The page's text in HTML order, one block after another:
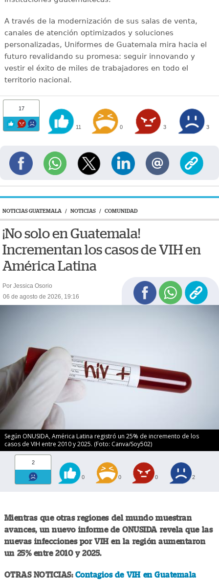
A través de la modernización de sus salas de venta,
canales de atención optimizados y soluciones
personalizadas, Uniformes de Guatemala mira hacia el
futuro revalidando su promesa: seguir innovando y
vestir el éxito de miles de trabajadores en todo el
territorio nacional.
17
11 0 3 3
NOTICIAS GUATEMALA / NOTICIAS / COMUNIDAD
¡No solo en Guatemala!
Incrementan los casos de VIH en
América Latina
Por Jessica Osorio
06 de agosto de 2026, 19:16
Según ONUSIDA, América Latina registró un 25% de incremento de los
casos de VIH entre 2010 y 2025. (Foto: Canva/Soy502)
2
0 0 0 2
Mientras que otras regiones del mundo muestran
avances, un nuevo informe de ONUSIDA revela que las
nuevas infecciones por VIH en la región aumentaron
un 25% entre 2010 y 2025.
OTRAS NOTICIAS: Contagios de VIH en Guatemala